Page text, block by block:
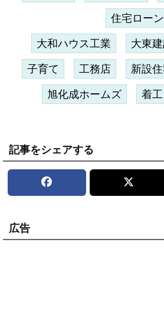
住宅ローン
大和ハウス工業 大東
子育て 工務店 新設
旭化成ホームズ 着工
記事をシェアする
広告